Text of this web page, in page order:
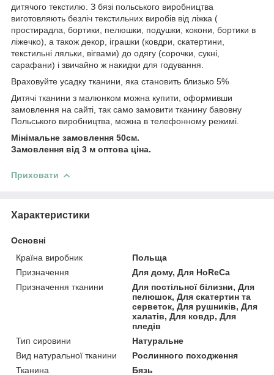
дитячого текстилю. З бязі польського виробництва
виготовляють безліч текстильних виробів від ліжка (
простирадла, бортики, пелюшки, подушки, кокони, бортики в
ліжечко), а також декор, іграшки (ковдри, скатертини,
текстильні ляльки, вігвами) до одягу (сорочки, сукні,
сарафани) і звичайно ж накидки для годування.
Враховуйте усадку тканини, яка становить близько 5%
Дитячі тканини з малюнком можна купити, оформивши
замовлення на сайті, так само замовити тканину бавовну
Польського виробництва, можна в телефонному режимі.
Мінімальне замовлення 50см.
Замовлення від 3 м оптова ціна.
Приховати
Характеристики
Основні
Країна виробник
Польща
Призначення
Для дому, Для HoReCa
Призначення тканини
Для постільної білизни, Для
пелюшок, Для скатертин та
серветок, Для рушників, Для
халатів, Для ковдр, Для
пледів
Тип сировини
Натуральне
Вид натуральної тканини
Рослинного походження
Тканина
Бязь